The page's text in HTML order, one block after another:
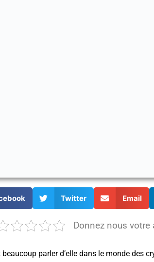
Twitter Email
Donnez nous votre
parler d’elle dans le monde des